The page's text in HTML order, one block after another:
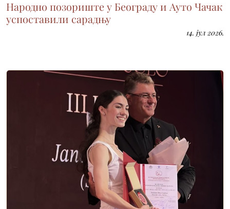
Народно позориште у Београду и Ауто Чачак
успоставили сарадњу
14. јул 2026.